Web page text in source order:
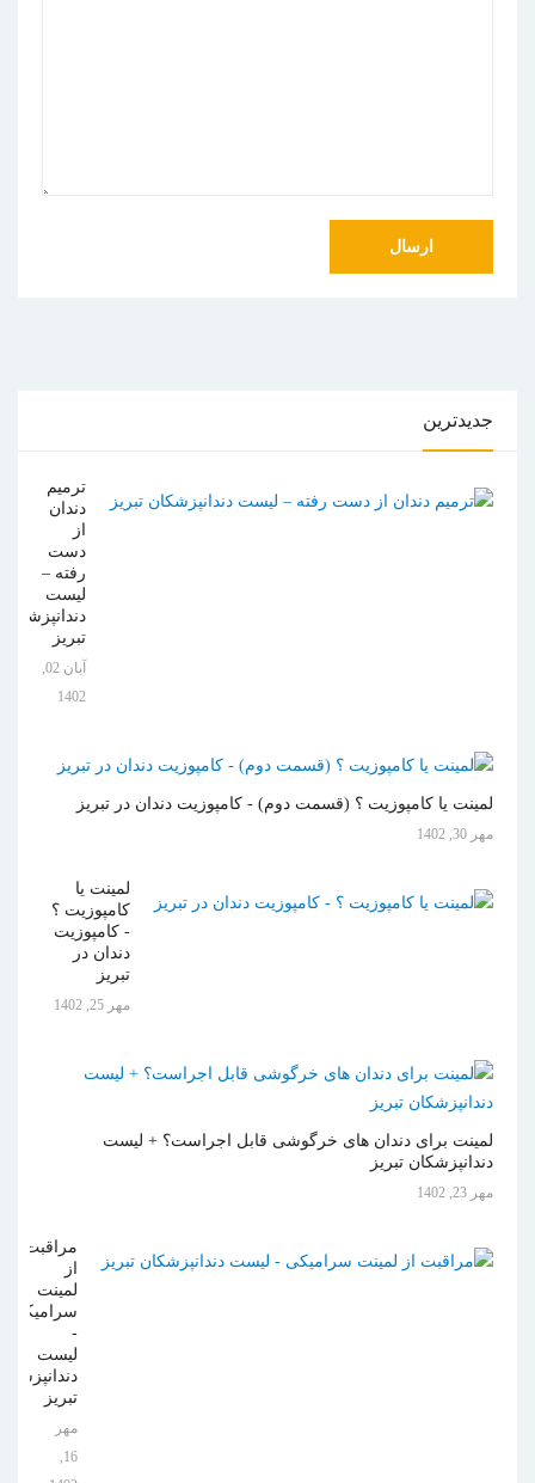
جدیدترین
ترمیم
دندان
از
دست
رفته –
لیست
دندانپزشکان
تبریز
آبان 02,
1402
لمینت یا کامپوزیت ؟ (قسمت دوم) - کامپوزیت دندان در تبریز
مهر 30, 1402
لمینت یا
کامپوزیت ؟
- کامپوزیت
دندان در
تبریز
مهر 25, 1402
لمینت برای دندان های خرگوشی قابل اجراست؟ + لیست
دندانپزشکان تبریز
مهر 23, 1402
مراقبت
از
لمینت
سرامیکی
-
لیست
تبریز
مهر
16,